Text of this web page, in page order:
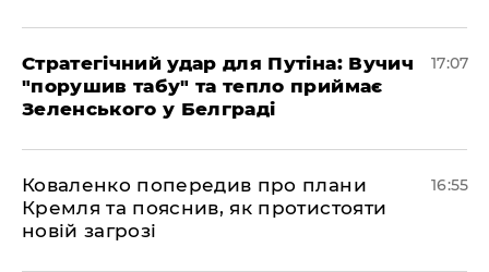
Стратегічний удар для Путіна: Вучич
"порушив табу" та тепло приймає
Зеленського у Белграді
17:07
Коваленко попередив про плани
Кремля та пояснив, як протистояти
новій загрозі
16:55